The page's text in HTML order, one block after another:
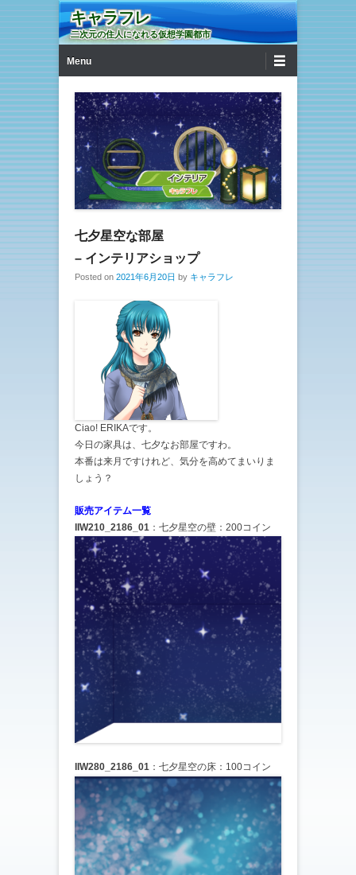
キャラフレ
二次元の住人になれる仮想学園都市
Menu
七夕星空な部屋
– インテリアショップ
Posted on 2021年6月20日 by キャラフレ
Ciao! ERIKAです。
今日の家具は、七夕なお部屋ですわ。
本番は来月ですけれど、気分を高めてまいりま
しょう？
販売アイテム一覧
IIW210_2186_01 ：七夕星空の壁：200コイン
IIW280_2186_01 ：七夕星空の床：100コイン